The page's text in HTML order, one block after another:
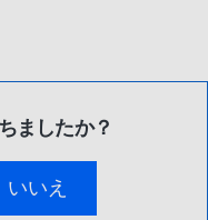
ましたか？
いいえ